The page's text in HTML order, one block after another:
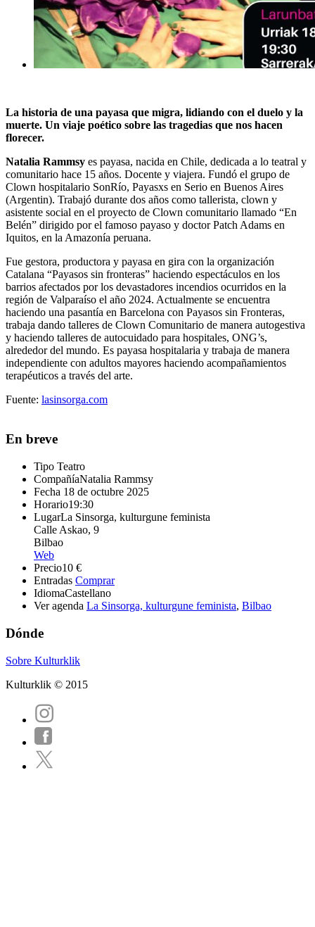
La historia de una payasa que migra, lidiando con el duelo y la
muerte. Un viaje poético sobre las tragedias que nos hacen
florecer.
Natalia Rammsy es payasa, nacida en Chile, dedicada a lo teatral y
comunitario hace 15 años. Docente y viajera. Fundó el grupo de
Clown hospitalario SonRío, Payasxs en Serio en Buenos Aires
(Argentin). Trabajó durante dos años como tallerista, clown y
asistente social en el proyecto de Clown comunitario llamado “En
Belén” dirigido por el famoso payaso y doctor Patch Adams en
Iquitos, en la Amazonía peruana.
Fue gestora, productora y payasa en gira con la organización
Catalana “Payasos sin fronteras” haciendo espectáculos en los
barrios afectados por los devastadores incendios ocurridos en la
región de Valparaíso el año 2024. Actualmente se encuentra
haciendo una pasantía en Barcelona con Payasos sin Fronteras,
trabaja dando talleres de Clown Comunitario de manera autogestiva
y haciendo talleres de autocuidado para hospitales, ONG’s,
alrededor del mundo. Es payasa hospitalaria y trabaja de manera
independiente con adultos mayores haciendo acompañamientos
terapéuticos a través del arte.
Fuente: lasinsorga.com
En breve
Tipo Teatro
CompañíaNatalia Rammsy
Fecha 18 de octubre 2025
Horario19:30
LugarLa Sinsorga, kulturgune feminista
Calle Askao, 9
Bilbao
Web
Precio10 €
Entradas Comprar
IdiomaCastellano
Ver agenda La Sinsorga, kulturgune feminista, Bilbao
Dónde
Sobre Kulturklik
Kulturklik © 2015